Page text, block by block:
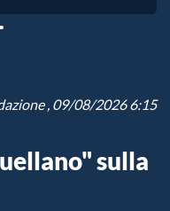
, 09/08/2026 6:15
sulla